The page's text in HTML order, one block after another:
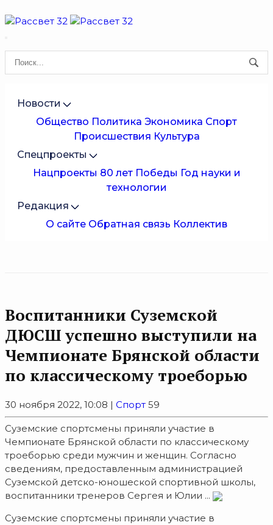
Новости
Общество Политика Экономика Спорт
Происшествия Культура
Спецпроекты
Нацпроекты 80 лет Победы Год науки и
технологии
Редакция
О сайте Обратная связь Коллектив
Воспитанники Суземской
ДЮСШ успешно выступили на
Чемпионате Брянской области
по классическому троеборью
30 ноября 2022, 10:08 | Спорт 59
Суземские спортсмены приняли участие в
Чемпионате Брянской области по классическому
троеборью среди мужчин и женщин. Согласно
сведениям, предоставленным администрацией
Суземской детско-юношеской спортивной школы,
воспитанники тренеров Сергея и Юлии ...
Суземские спортсмены приняли участие в